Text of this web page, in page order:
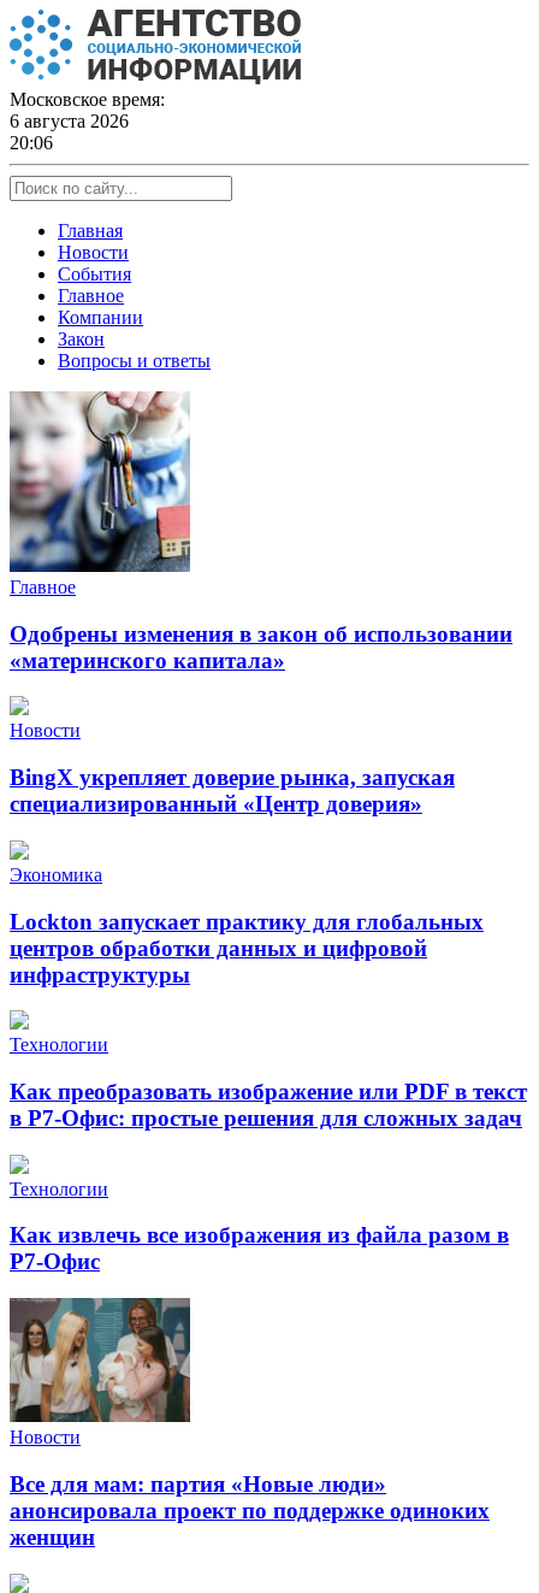
Skip
to
content
Московское время:
6 августа 2026
20:06
Главная
Новости
События
Главное
Компании
Закон
Вопросы и ответы
Главное
Одобрены изменения в закон об использовании
«материнского капитала»
Новости
BingX укрепляет доверие рынка, запуская
специализированный «Центр доверия»
Экономика
Lockton запускает практику для глобальных
центров обработки данных и цифровой
инфраструктуры
Технологии
Как преобразовать изображение или PDF в текст
в Р7-Офис: простые решения для сложных задач
Технологии
Как извлечь все изображения из файла разом в
Р7-Офис
Новости
Все для мам: партия «Новые люди»
анонсировала проект по поддержке одиноких
женщин